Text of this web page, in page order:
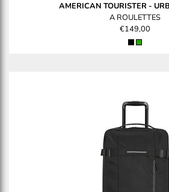
AMERICAN TOURISTER -
A ROULETTES
€149,00